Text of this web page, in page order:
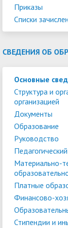
Приказы
Списки
СВЕДЕНИЯ ОБ
Основные
Структура и
организацией
Документы
Образование
Руководство
Материально-
Платные
Финансово-
Стипендии и